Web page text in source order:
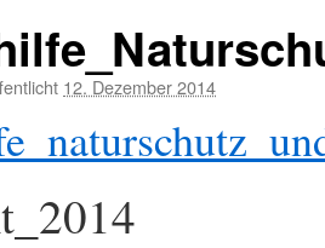
12. Dezember 2014